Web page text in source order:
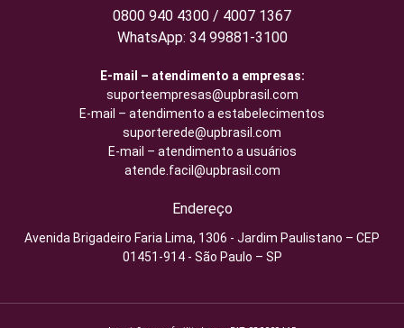
0800 940 4300 / 4007 1367
WhatsApp: 34 99881-3100
E-mail – atendimento a empresas:
suporteempresas@upbrasil.com
E-mail – atendimento a estabelecimentos
suporterede@upbrasil.com
E-mail – atendimento a usuários
atende.facil@upbrasil.com
Endereço
Avenida Brigadeiro Faria Lima, 1306 - Jardim Paulistano – CEP
01451-914 - São Paulo – SP